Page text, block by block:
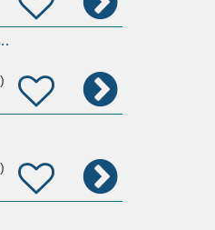
Arbeitsmedizin (m/w/d)